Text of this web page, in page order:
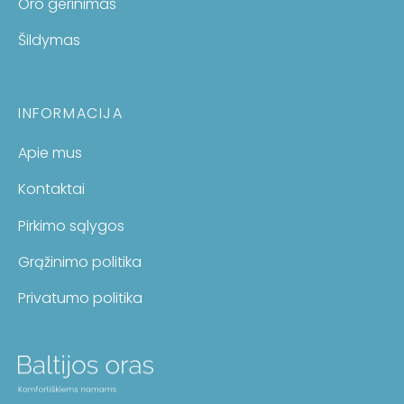
Šildymas
INFORMACIJA
Apie mus
Kontaktai
Pirkimo sąlygos
Grąžinimo politika
Privatumo politika